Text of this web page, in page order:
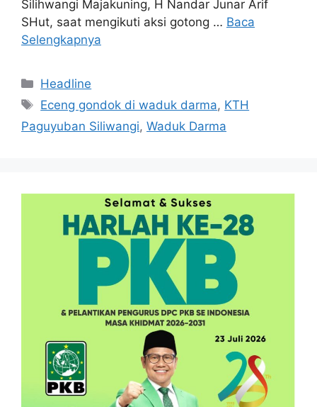
Silihwangi Majakuning, H Nandar Junar Arif
SHut, saat mengikuti aksi gotong … Baca
Selengkapnya
Kategori
Headline
Tag
Eceng gondok di waduk darma, KTH
Paguyuban Siliwangi, Waduk Darma